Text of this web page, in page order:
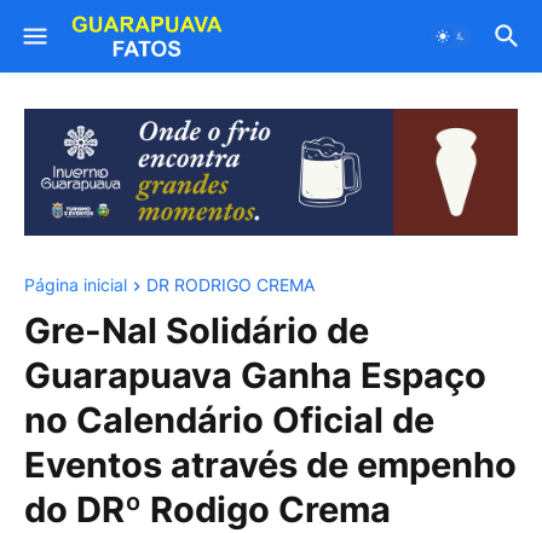
Página inicial DR RODRIGO CREMA
Gre-Nal Solidário de
Guarapuava Ganha Espaço
no Calendário Oficial de
Eventos através de empenho
do DRº Rodigo Crema